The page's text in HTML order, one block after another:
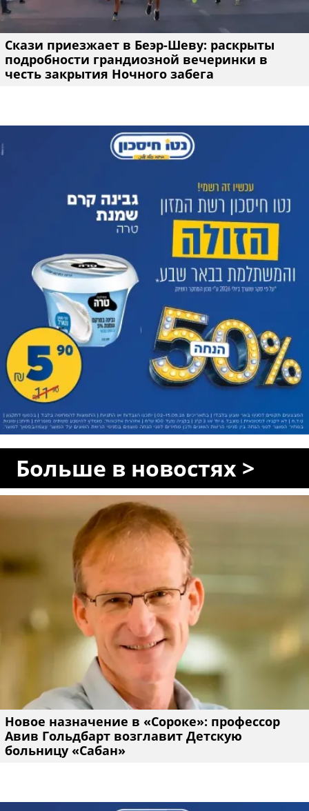
Скази приезжает в Беэр-Шеву: раскрыты
подробности грандиозной вечеринки в
честь закрытия Ночного забега
Больше в новостях >
Новое назначение в «Сороке»: профессор
Авив Гольдбарт возглавит Детскую
больницу «Сабан»